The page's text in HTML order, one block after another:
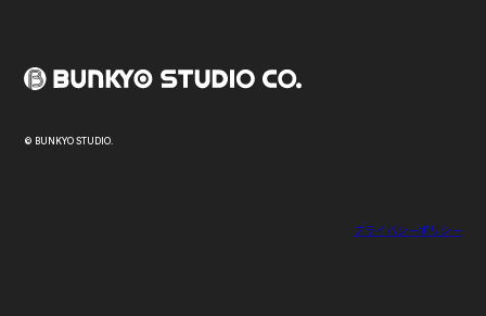
© BUNKYO STUDIO.
プライバシーポリシー